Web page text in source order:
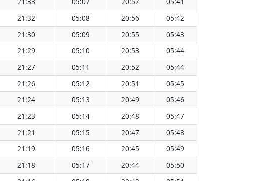
21:32 05:08 20:56 05:42
21:30 05:09 20:55 05:43
21:29 05:10 20:53 05:44
21:27 05:11 20:52 05:44
21:26 05:12 20:51 05:45
21:24 05:13 20:49 05:46
21:23 05:14 20:48 05:47
21:21 05:15 20:47 05:48
21:19 05:16 20:45 05:49
21:18 05:17 20:44 05:50